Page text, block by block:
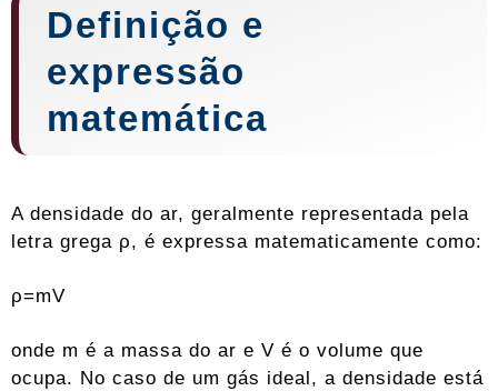
Definição e
expressão
matemática
A densidade do ar, geralmente representada pela
letra grega ρ, é expressa matematicamente como:
ρ=mV
onde m é a massa do ar e V é o volume que
ocupa. No caso de um gás ideal, a densidade está